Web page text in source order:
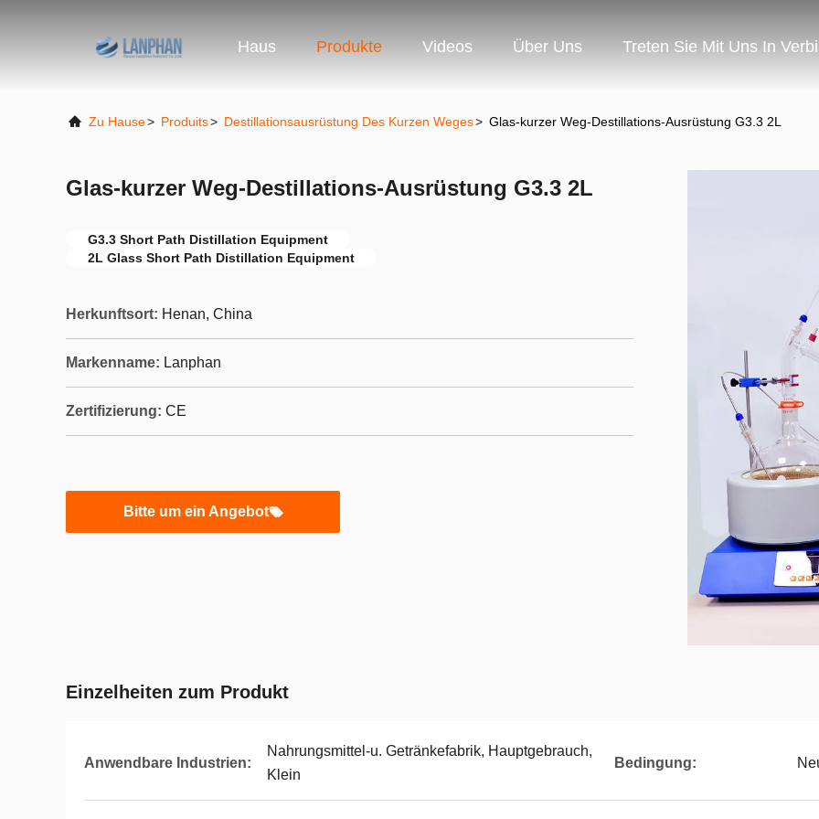
Haus Produkte Videos Über Uns Treten Sie Mit Uns In
Zu Hause> Produits> Destillationsausrüstung Des Kurzen Weges> Glas-kurzer Weg-Destillations-Ausrüstung G3.3 2L
Glas-kurzer Weg-Destillations-Ausrüstung G3.3 2L
G3.3 Short Path Distillation Equipment
2L Glass Short Path Distillation Equipment
Herkunftsort: Henan, China
Markenname: Lanphan
Zertifizierung: CE
Bitte um ein Angebot
Einzelheiten zum Produkt
Anwendbare Industrien:
Nahrungsmittel-u. Getränkefabrik, Hauptgebrauch,
Klein
Bedingung: